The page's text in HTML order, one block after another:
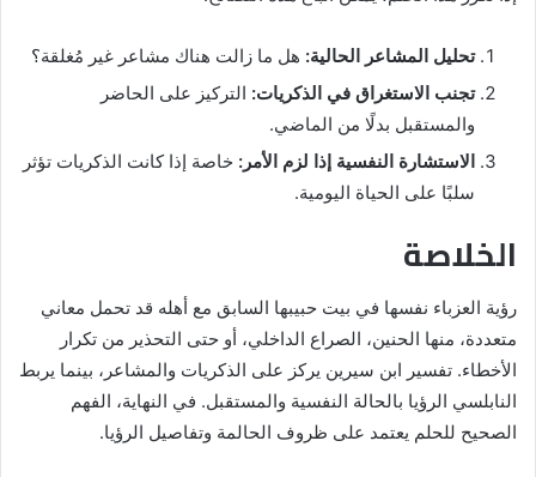
تحليل المشاعر الحالية: هل ما زالت هناك مشاعر غير مُغلقة؟
تجنب الاستغراق في الذكريات: التركيز على الحاضر
والمستقبل بدلًا من الماضي.
الاستشارة النفسية إذا لزم الأمر: خاصة إذا كانت الذكريات تؤثر
سلبًا على الحياة اليومية.
الخلاصة
رؤية العزباء نفسها في بيت حبيبها السابق مع أهله قد تحمل معاني
متعددة، منها الحنين، الصراع الداخلي، أو حتى التحذير من تكرار
الأخطاء. تفسير ابن سيرين يركز على الذكريات والمشاعر، بينما يربط
النابلسي الرؤيا بالحالة النفسية والمستقبل. في النهاية، الفهم
الصحيح للحلم يعتمد على ظروف الحالمة وتفاصيل الرؤيا.